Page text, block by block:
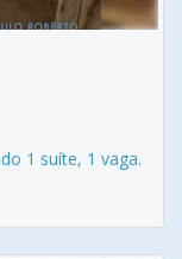
1 suíte, 1 vaga.